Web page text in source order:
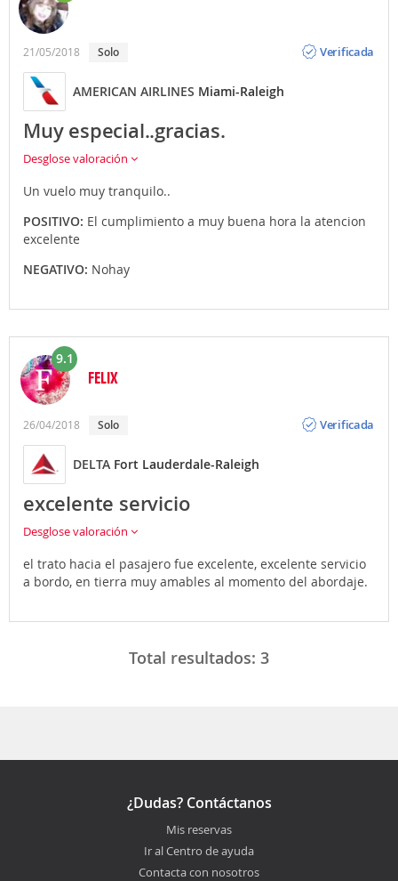
21/05/2018 Solo
Verificada
AMERICAN AIRLINES Miami-Raleigh
Muy especial..gracias.
Desglose valoración
Un vuelo muy tranquilo..
POSITIVO: El cumplimiento a muy buena hora la atencion
excelente
NEGATIVO: Nohay
9.1
FELIX
26/04/2018 Solo
Verificada
DELTA Fort Lauderdale-Raleigh
excelente servicio
Desglose valoración
el trato hacia el pasajero fue excelente, excelente servicio
a bordo, en tierra muy amables al momento del abordaje.
Total resultados: 3
¿Dudas? Contáctanos
Mis reservas
Ir al Centro de ayuda
Contacta con nosotros